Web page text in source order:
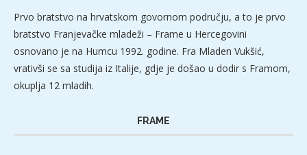
Prvo bratstvo na hrvatskom govornom području, a to je prvo
bratstvo Franjevačke mladeži – Frame u Hercegovini
osnovano je na Humcu 1992. godine. Fra Mladen Vukšić,
vrativši se sa studija iz Italije, gdje je došao u dodir s Framom,
okuplja 12 mladih.
FRAME